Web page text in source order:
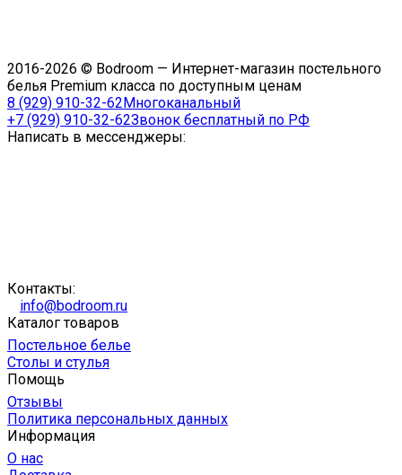
2016-2026 © Bodroom — Интернет-магазин постельного
белья Premium класса по доступным ценам
8 (929) 910-32-62Многоканальный
+7 (929) 910-32-62Звонок бесплатный по РФ
Написать в мессенджеры:
Контакты:
info@bodroom.ru
Каталог товаров
Постельное белье
Столы и стулья
Помощь
Отзывы
Политика персональных данных
Информация
О нас